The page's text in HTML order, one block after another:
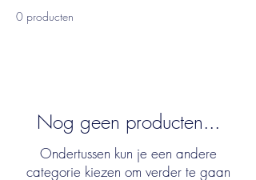
0 producten
Nog geen producten...
Ondertussen kun je een andere
categorie kiezen om verder te gaan